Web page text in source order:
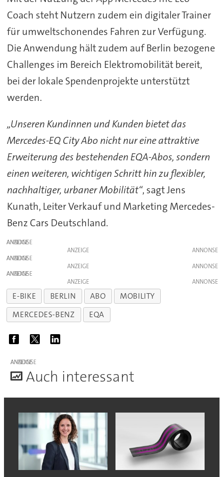
Coach steht Nutzern zudem ein digitaler Trainer
für umweltschonendes Fahren zur Verfügung.
Die Anwendung hält zudem auf Berlin bezogene
Challenges im Bereich Elektromobilität bereit,
bei der lokale Spendenprojekte unterstützt
werden.
„Unseren Kundinnen und Kunden bietet das
Mercedes-EQ City Abo nicht nur eine attraktive
Erweiterung des bestehenden EQA-Abos, sondern
einen weiteren, wichtigen Schritt hin zu flexibler,
nachhaltiger, urbaner Mobilität“, sagt Jens
Kunath, Leiter Verkauf und Marketing Mercedes-
Benz Cars Deutschland.
ANZEIGE
ANZEIGE
ANZEIGE
ANZEIGE
ANZEIGE
ANZEIGE
E-BIKE BERLIN ABO
MOBILITY
MERCEDES-BENZ
EQA
ANZEIGE
Auch interessant